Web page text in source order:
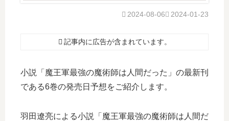
2024-01-23
2024-08-06
記事内に広告が含まれています。
小説「魔王軍最強の魔術師は人間だった」の最新刊
である6巻の発売日予想をご紹介します。
羽田遼亮による小説「魔王軍最強の魔術師は人間だ